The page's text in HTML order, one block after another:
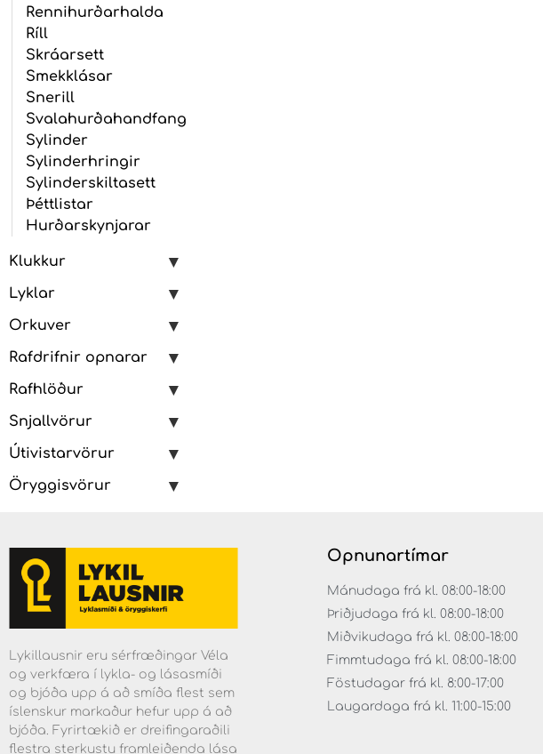
Rennihurðarhalda
Ríll
Skráarsett
Smekklásar
Snerill
Svalahurðahandfang
Sylinder
Sylinderhringir
Sylinderskiltasett
Þéttlistar
Hurðarskynjarar
Klukkur
Lyklar
Orkuver
Rafdrifnir opnarar
Rafhlöður
Snjallvörur
Útivistarvörur
Öryggisvörur
Lykillausnir eru sérfræðingar Véla
og verkfæra í lykla- og lásasmíði
og bjóða upp á að smíða flest sem
íslenskur markaður hefur upp á að
bjóða. Fyrirtækið er dreifingaraðili
flestra sterkustu framleiðenda lása
Opnunartímar
Mánudaga frá kl. 08:00-18:00
Þriðjudaga frá kl. 08:00-18:00
Miðvikudaga frá kl. 08:00-18:00
Fimmtudaga frá kl. 08:00-18:00
Föstudagar frá kl. 8:00-17:00
Laugardaga frá kl. 11:00-15:00